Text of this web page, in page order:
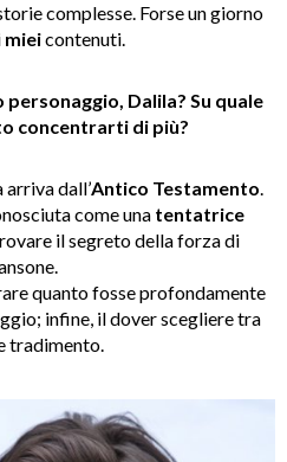
complesse. Forse un giorno
mieicontenuti.
Dalila? Su quale
concentrarti di più?
arriva dall’Antico Testamento.
come una tentatrice
il segreto della forza di
quanto fosse profondamente
infine, il dover scegliere tra
tradimento.